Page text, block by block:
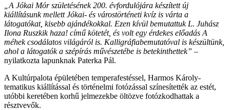
„A Jókai Mór születésének 200. évfordulójára készített új
kiállításunk mellett Jókai- és várostörténeti kvíz is várta a
látogatókat, kisebb ajándékokkal. Ezen kívül bemutattuk L. Juhász
Ilona Ruszkik haza! című kötetét, és volt egy érdekes előadás A
méhek csodálatos világáról is. Kalligráfiabemutatóval is készültünk,
ahol a látogatók a szépírás művészetébe is betekinthettek” –
nyilatkozta lapunknak Paterka Pál.
A Kultúrpalota épületében temperafestéssel, Harmos Károly-
tematikus kiállítással és történelmi fotózással színesítették az estét,
utóbbi keretében korhű jelmezekbe öltözve fotózkodhattak a
résztvevők.